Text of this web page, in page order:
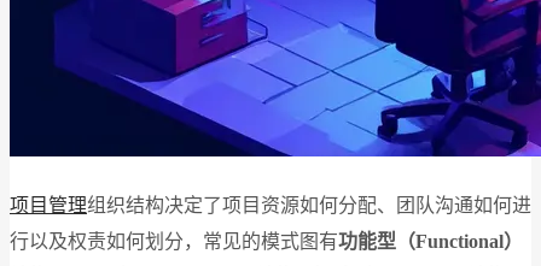
项目管理组织结构决定了项目资源如何分配、团队沟通如何进
行以及权责如何划分，常见的模式图有功能型（Functional）